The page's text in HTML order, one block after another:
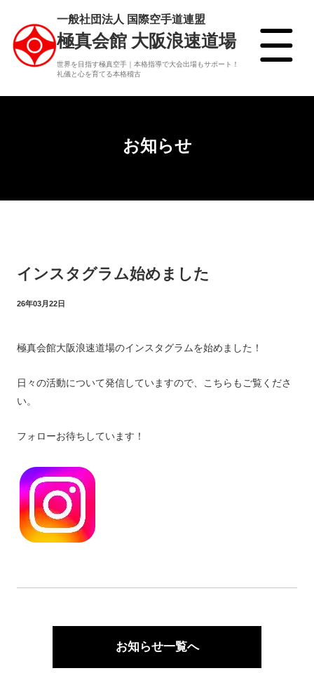
一般社団法人 国際空手道連盟
極真会館 大阪浪速道場
世界を目指す極真空手｜本格指導で大会出場もサポート！
礼儀と心を育てる本格稽古
お知らせ
インスタグラム始めました
26年03月22日
極真会館大阪浪速道場のインスタグラムを始めました！
日々の活動について発信していますので、こちらもご覧くださ
い。
フォローお待ちしています！
お知らせ一覧へ